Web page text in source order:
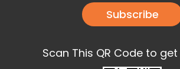
Subscribe
Scan This QR Code to